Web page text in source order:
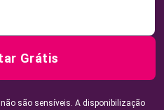
Grátis
são sensíveis. A disponibilização